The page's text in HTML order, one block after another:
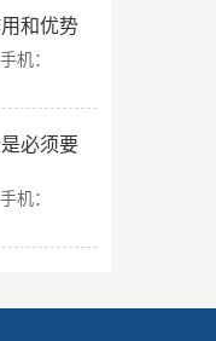
和优势
机：
必须要
机：